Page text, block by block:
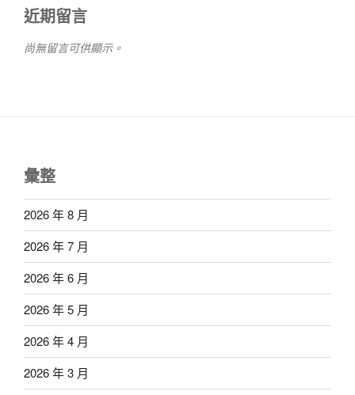
近期留言
尚無留言可供顯示。
彙整
2026 年 8 月
2026 年 7 月
2026 年 6 月
2026 年 5 月
2026 年 4 月
2026 年 3 月